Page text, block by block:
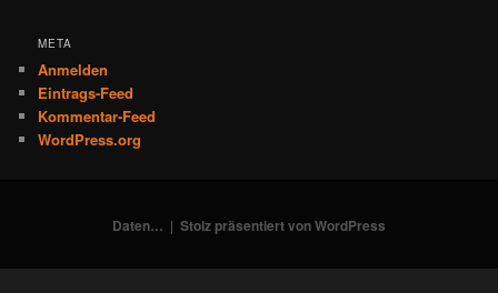
META
Anmelden
Eintrags-Feed
Kommentar-Feed
WordPress.org
Daten… Stolz präsentiert von WordPress